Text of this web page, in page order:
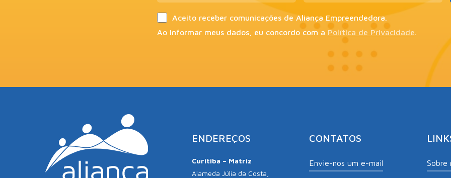
Aceito receber comunicações de Aliança Empreendedora.
Ao informar meus dados, eu concordo com a Política de Privacidade.
ENDEREÇOS
Curitiba – Matriz
Alameda Júlia da Costa,
CONTATOS
Envie-nos um e-mail Sobre